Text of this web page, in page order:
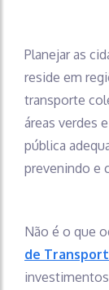
Planejar as
reside em
transporte
áreas verdes
pública
prevenindo e
Não é o que
de